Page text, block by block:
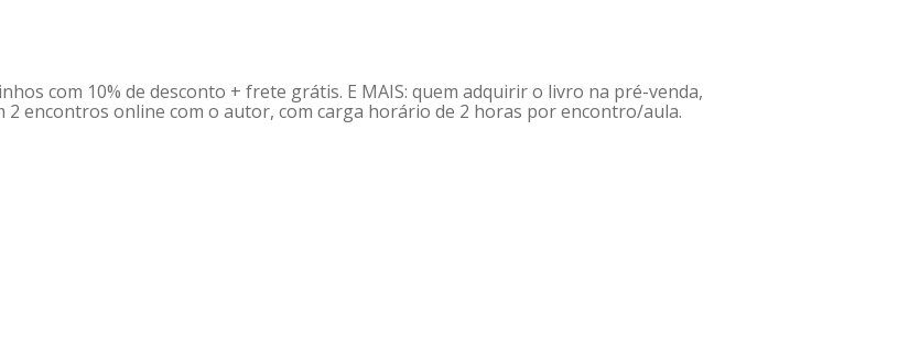
com 10% de desconto + frete grátis. E MAIS: quem adquirir o livro na pré-venda,
2 encontros online com o autor, com carga horário de 2 horas por encontro/aula.